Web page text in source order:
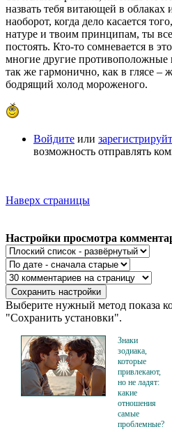
назвать тебя витающей в облаках
наоборот, когда дело касается
натуре и твоим принципам, ты
постоять. Кто-то сомневается в
многие другие противоположные
так же гармонично, как в глясе –
бодрящий холод мороженого.
Войдите или
возможность отправлять
Наверх страницы
Настройки просмотра
Выберите нужный метод показа
"Сохранить установки".
Знаки
зодиака,
которые
привлекают,
но не ладят:
какие
отношения
самые
проблемные?